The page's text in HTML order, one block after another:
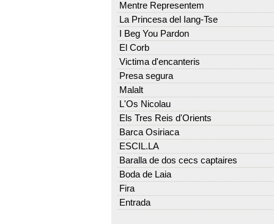
Mentre Representem
La Princesa del Iang-Tse
I Beg You Pardon
El Corb
Victima d'encanteris
Presa segura
Malalt
L'Os Nicolau
Els Tres Reis d'Orients
Barca Osiriaca
ESCIL.LA
Baralla de dos cecs captaires
Boda de Laia
Fira
Entrada